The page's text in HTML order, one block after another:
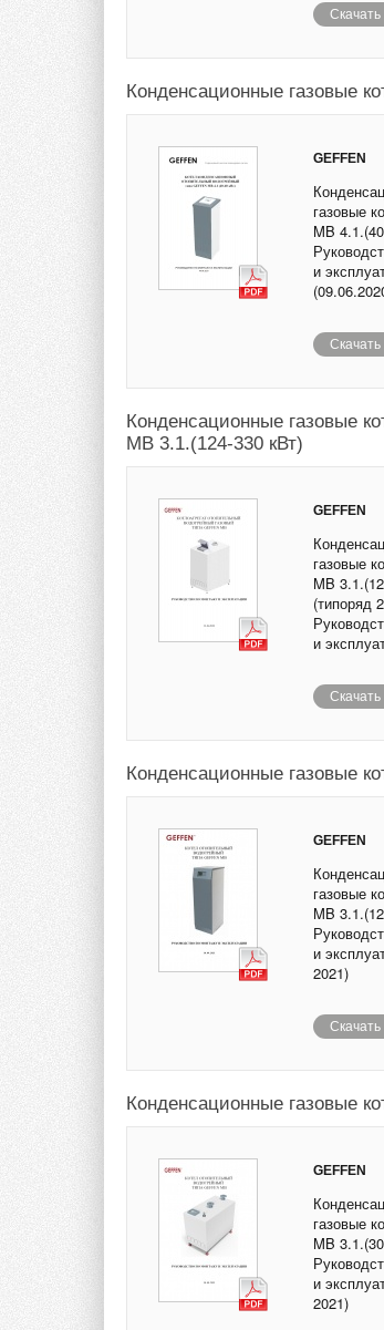
Скачать
Конденсационные газовые
GEFFEN
газовые
MB
и
Скачать
Конденсационные газовые
MB 3.1.(124-330 кВт)
GEFFEN
газовые
MB
(типоряд
и
Скачать
Конденсационные газовые
GEFFEN
газовые
MB
и
2021)
Скачать
Конденсационные газовые
GEFFEN
газовые
MB
и
2021)